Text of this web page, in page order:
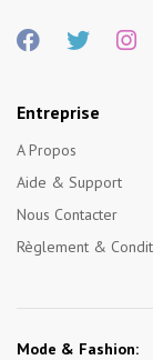
Entreprise
A Propos
Aide & Support
Nous Contacter
Règlement &
Mode & Fashion: